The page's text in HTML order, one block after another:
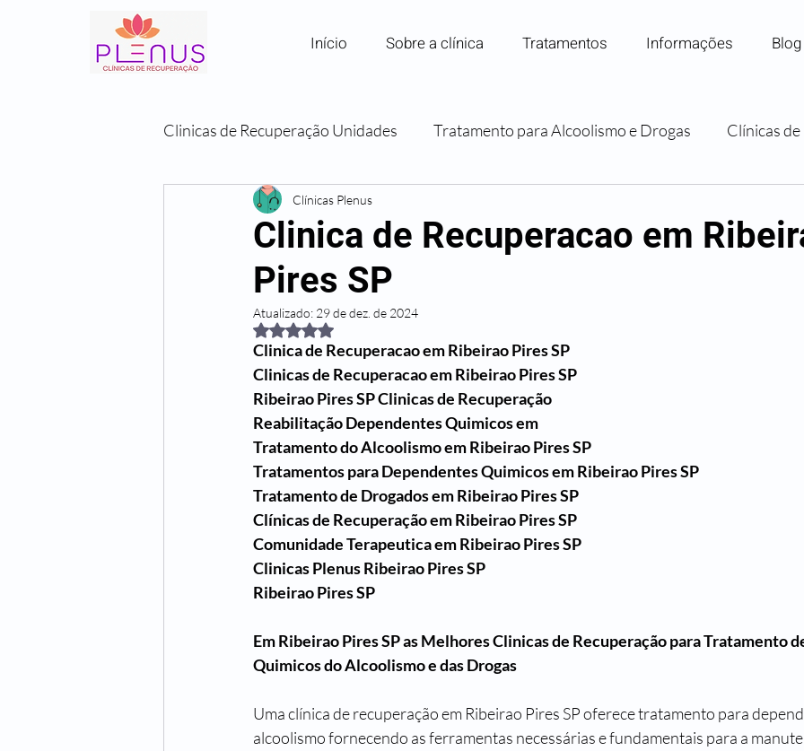
Início Sobre a clínica Tratamentos Informações Blog
Clinicas de Recuperação Unidades Tratamento para Alcoolismo e Drogas Clínicas
Clínicas por Região em SP Convênios e
Comunidades Terapêuticas
Clinica de Recuperacao em
Pires SP
Clínicas Plenus
Atualizado: 29 de dez. de 2024
Avaliado com NaN de 5 estrelas.
Clinica de Recuperacao em Ribeirao Pires SP
Clinicas de Recuperacao em Ribeirao Pires SP
Ribeirao Pires SP Clinicas de Recuperação
Reabilitação Dependentes Quimicos em
Tratamento do Alcoolismo em Ribeirao Pires SP
Tratamentos para Dependentes Quimicos em Ribeirao Pires SP
Tratamento de Drogados em Ribeirao Pires SP
Clínicas de Recuperação em Ribeirao Pires SP
Comunidade Terapeutica em Ribeirao Pires SP
Clinicas Plenus Ribeirao Pires SP
Ribeirao Pires SP
Em Ribeirao Pires SP as Melhores Clinicas de Recuperação para Tratamento
Quimicos do Alcoolismo e das Drogas
Uma clínica de recuperação em Ribeirao Pires SP oferece tratamento para
alcoolismo fornecendo as ferramentas necessárias e fundamentais para a